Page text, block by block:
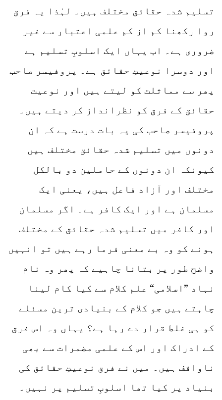
تسلیم شدہ حقائق مختلف ہیں۔ لہٰذا یہ فرق
روا رکھنا کم از کم علمی اعتبار سے غیر
ضروری ہے۔ اب یہاں ایک اسلوبِ تسلیم ہے
اور دوسرا نوعیتِ حقائق ہے۔ پروفیسر صاحب
پھر سے مماثلت کو لیتے ہیں اور نوعیت
حقائق کے فرق کو نظرانداز کر دیتے ہیں۔
پروفیسر صاحب کی یہ بات درست ہے کہ ان
دونوں میں تسلیم شدہ حقائق مختلف ہیں
کیونکہ ان دونوں کے حاملین دو بالکل
مختلف اور آزاد فاعل ہیں، یعنی ایک
مسلمان ہے اور ایک کافر ہے۔ اگر مسلمان
اور کافر میں تسلیم شدہ حقائق کے مختلف
ہونے کو وہ بے معنی فرما رہے ہیں تو انہیں
واضح طور پر بتانا چاہیے کہ پھر وہ نام
نہاد ”اسلامی“ علم کلام سے کیا کام لینا
چاہتے ہیں جو کلام کے بنیادی ترین مسئلے
کو ہی غلط قرار دے رہا ہے؟ یہاں وہ اس فرق
کے ادراک اور اس کے علمی مضمرات سے بھی
ناواقف ہیں۔ میں نے فرق نوعیتِ حقائق کی
بنیاد پر کیا تھا اسلوبِ تسلیم پر نہیں۔